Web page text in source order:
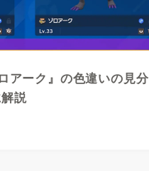
アーク』の色違いの見分
説